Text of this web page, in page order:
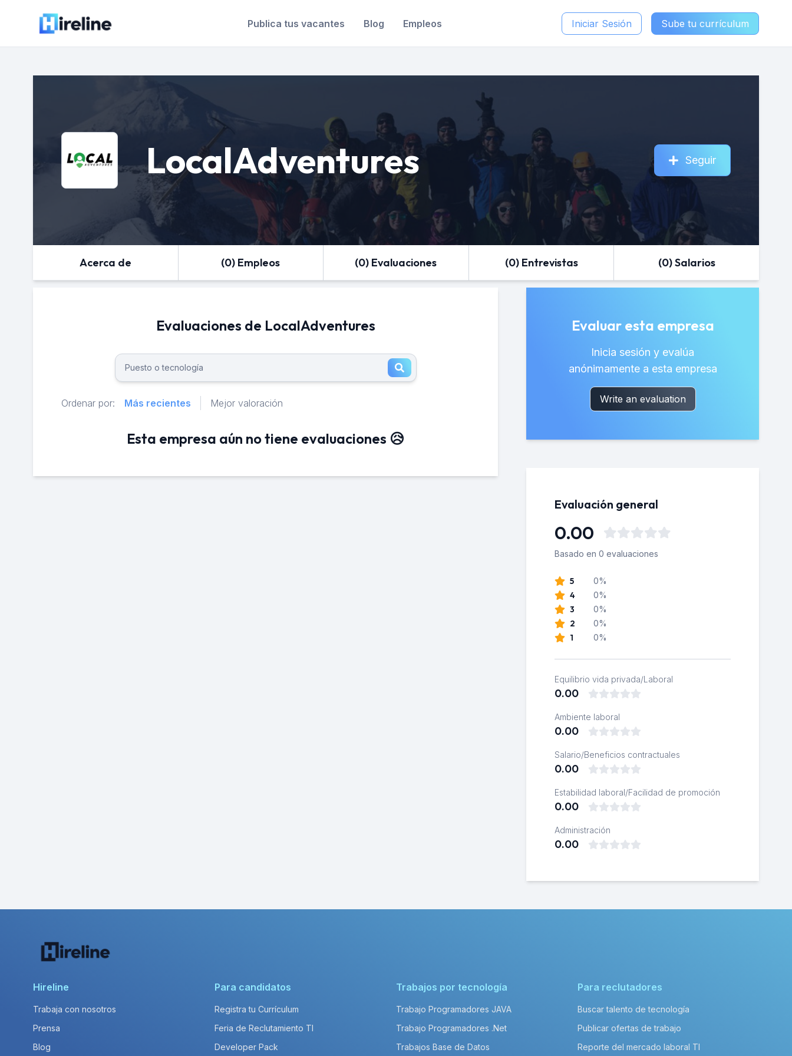
Publica tus vacantes Blog Empleos Iniciar Sesión Sube tu currículum
LocalAdventures Seguir
Acerca de (0) Empleos (0) Evaluaciones (0) Entrevistas (0) Salarios
Evaluaciones de LocalAdventures
Ordenar por: Más recientes Mejor valoración
Esta empresa aún no tiene evaluaciones 😥
Evaluar esta empresa
Inicia sesión y evalúa
anónimamente a esta empresa
Write an evaluation
Evaluación general
0.00
Basado en 0 evaluaciones
5 0%
4 0%
3 0%
2 0%
1 0%
Equilibrio vida privada/Laboral
0.00
Ambiente laboral
0.00
Salario/Beneficios contractuales
0.00
Estabilidad laboral/Facilidad de promoción
0.00
Administración
0.00
Hireline
Trabaja con nosotros
Prensa
Blog
Para candidatos
Registra tu Currículum
Feria de Reclutamiento TI
Developer Pack
Trabajos por tecnología
Trabajo Programadores JAVA
Trabajo Programadores .Net
Trabajos Base de Datos
Para reclutadores
Buscar talento de tecnología
Publicar ofertas de trabajo
Reporte del mercado laboral TI